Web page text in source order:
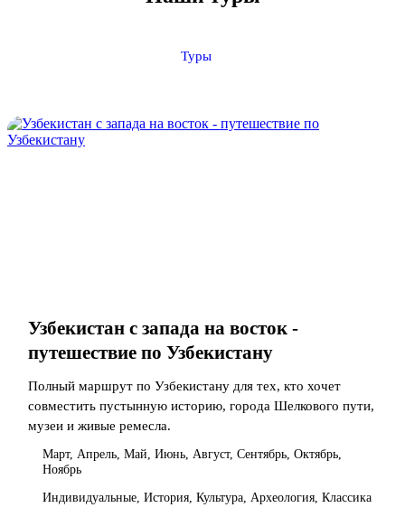
Туры
Узбекистан с запада на восток -
путешествие по Узбекистану
Полный маршрут по Узбекистану для тех, кто хочет
совместить пустынную историю, города Шелкового пути,
музеи и живые ремесла.
Март, Апрель, Май, Июнь, Август, Сентябрь, Октябрь,
Ноябрь
Индивидуальные, История, Культура, Археология, Классика